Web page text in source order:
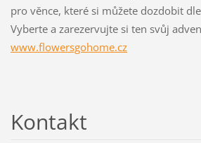
pro věnce, které si můžete dozdobit
Vyberte a zarezervujte si ten svůj
www.flowersgohome.cz
Kontakt